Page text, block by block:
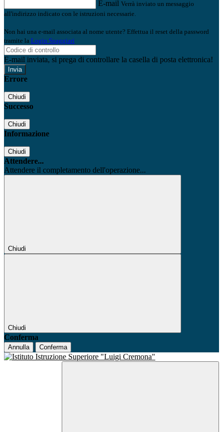
E-mail Verrà inviato un messaggio
all'indirizzo indicato con le istruzioni necessarie.
Non hai una e-mail associata al nome utente? Effettua il reset della password
tramite la Login Spaggiari
E-mail inviata, si prega di controllare la casella di posta elettronica!
Errore
Chiudi
Successo
Chiudi
Informazione
Chiudi
Attendere...
Attendere il completamento dell'operazione...
Chiudi
Chiudi
Conferma
Annulla Conferma